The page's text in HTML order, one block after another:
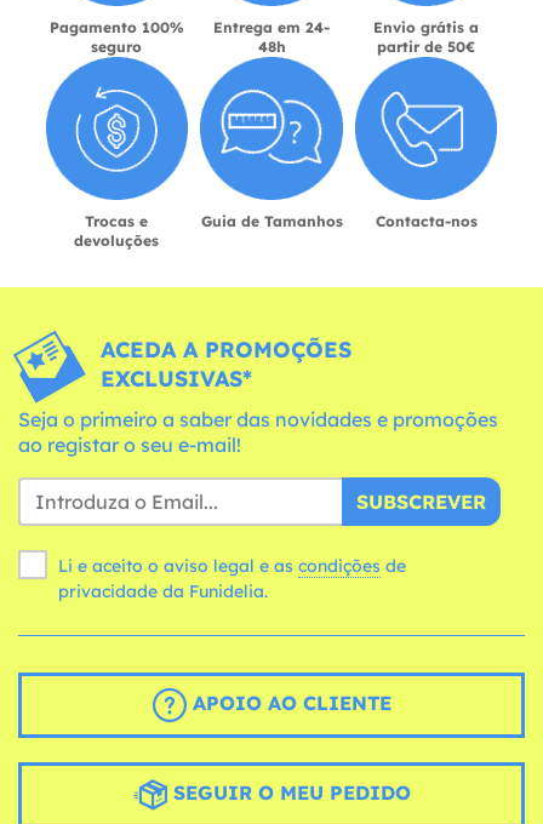
Pagamento 100%
seguro
Entrega em 24-
48h
Envio grátis a
partir de 50€
Trocas e
devoluções
Guia de Tamanhos Contacta-nos
ACEDA A PROMOÇÕES
EXCLUSIVAS*
Seja o primeiro a saber das novidades e promoções
ao registar o seu e-mail!
SUBSCREVER
Li e aceito o aviso legal e as condições
privacidade da Funidelia.
APOIO AO CLIENTE
SEGUIR O MEU PEDIDO